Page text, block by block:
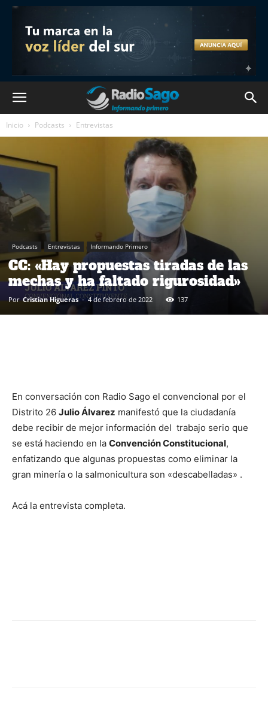
Inicio Podcasts Entrevistas
Podcasts Entrevistas Informando Primero
CC: «Hay propuestas tiradas de las
mechas y ha faltado rigurosidad»
Por Cristian Higueras - 4 de febrero de 2022 137
En conversación con Radio Sago el convencional por el
Distrito 26 Julio Álvarez manifestó que la ciudadanía
debe recibir de mejor información del trabajo serio que
se está haciendo en la Convención Constitucional,
enfatizando que algunas propuestas como eliminar la
gran minería o la salmonicultura son «descabelladas» .
Acá la entrevista completa.